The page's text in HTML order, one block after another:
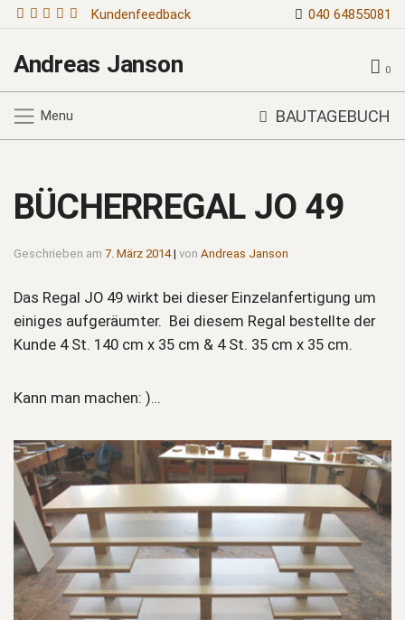
Kundenfeedback 040 64855081
Andreas Janson 0
Menu BAUTAGEBUCH
BÜCHERREGAL JO 49
Geschrieben am 7. März 2014| von Andreas Janson
Das Regal JO 49 wirkt bei dieser Einzelanfertigung um
einiges aufgeräumter. Bei diesem Regal bestellte der
Kunde 4 St. 140 cm x 35 cm & 4 St. 35 cm x 35 cm.
Kann man machen: )…